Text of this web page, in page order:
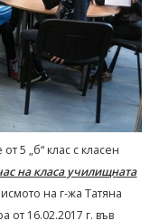
5 „б“ клас с класен
на класа училищната
на г-жа Татяна
от 16.02.2017 г. във